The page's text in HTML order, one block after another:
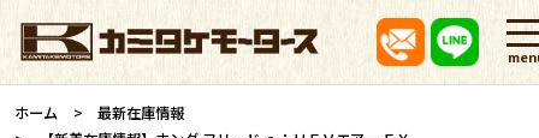
ホーム
最新在庫情報